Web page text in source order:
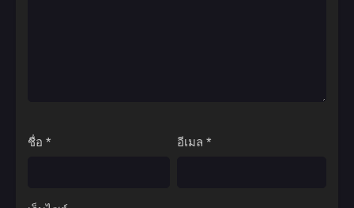
ชื่อ * อีเมล *